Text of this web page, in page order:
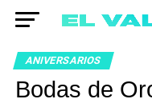
ANIVERSARIOS
Bodas de